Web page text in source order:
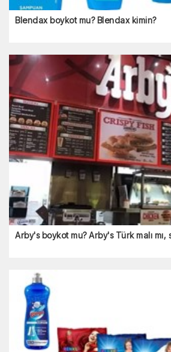
Blendax boykot mu? Blendax kimin?
Arby's boykot mu? Arby's Türk malı mı,